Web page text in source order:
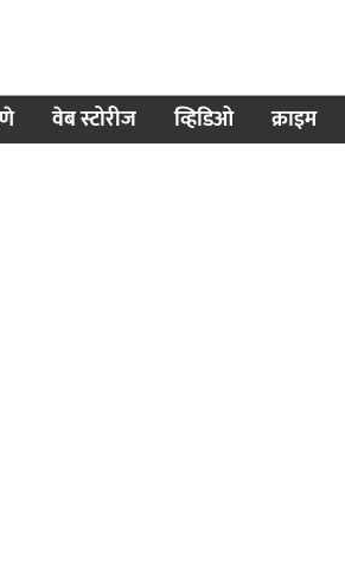
वेब स्टोरीज व्हिडिओ क्राइम